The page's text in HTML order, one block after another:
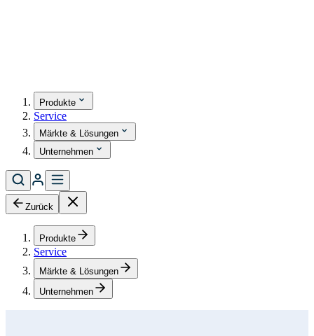
Produkte
Service
Märkte & Lösungen
Unternehmen
Zurück
Produkte
Service
Märkte & Lösungen
Unternehmen